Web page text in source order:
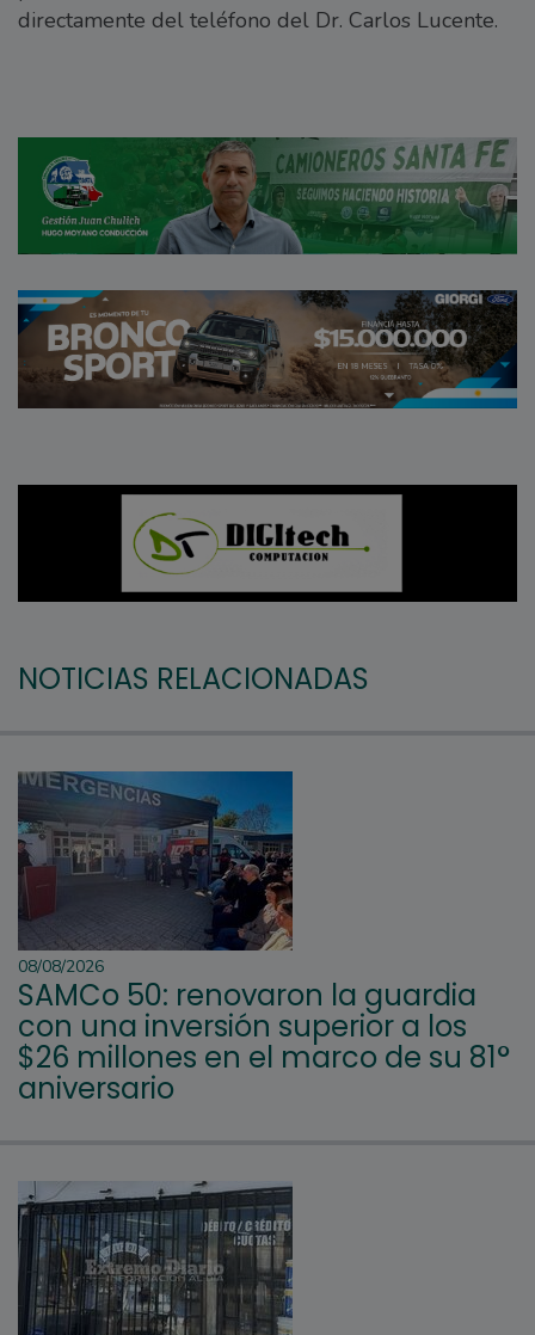
directamente del teléfono del Dr. Carlos Lucente.
NOTICIAS RELACIONADAS
08/08/2026
SAMCo 50: renovaron la guardia
con una inversión superior a los
$26 millones en el marco de su 81°
aniversario